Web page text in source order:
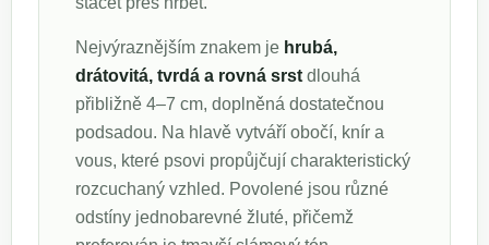
Nejvýraznějším znakem je hrubá,
drátovitá, tvrdá a rovná srst dlouhá
přibližně 4–7 cm, doplněná dostatečnou
podsadou. Na hlavě vytváří obočí, knír a
vous, které psovi propůjčují charakteristický
rozcuchaný vzhled. Povolené jsou různé
odstíny jednobarevné žluté, přičemž